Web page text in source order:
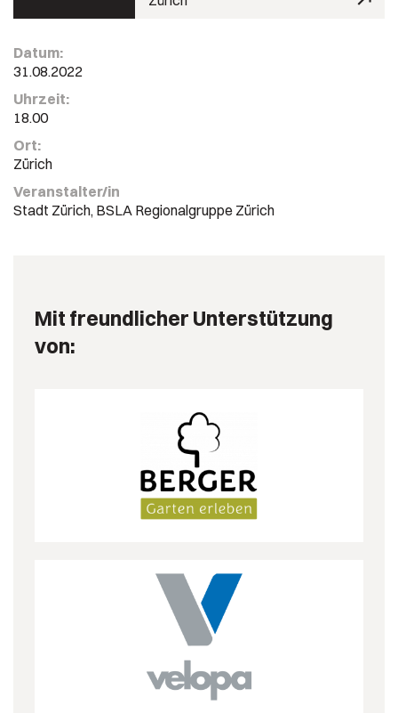
Datum:
31.08.2022
Uhrzeit:
18.00
Ort:
Zürich
Veranstalter/in
Stadt Zürich, BSLA Regionalgruppe Zürich
Mit freundlicher Unterstützung
von: